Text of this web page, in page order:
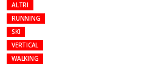
ALTRI
RUNNING
SKI
VERTICAL
WALKING